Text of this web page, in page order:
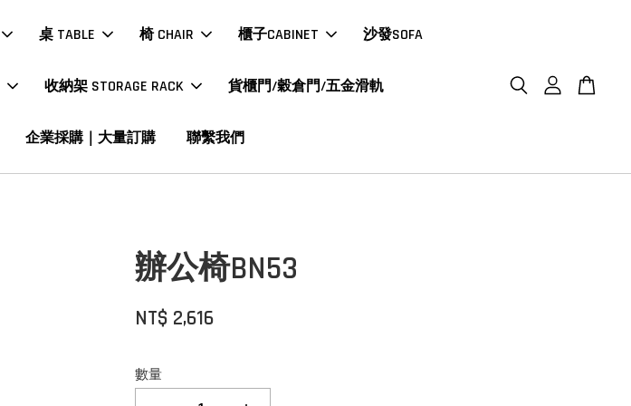
桌 TABLE 椅 CHAIR 櫃子CABINET 沙發SOFA
收納架 STORAGE RACK 貨櫃門/穀倉門/五金滑軌
企業採購｜大量訂購 聯繫我們
辦公椅BN53
NT$ 2,616
數量